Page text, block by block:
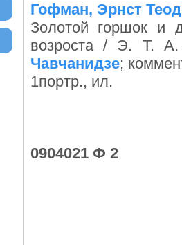
Гофман, Эрнст
Золотой горшок и
возроста / Э. Т.
Чавчанидзе;
1портр., ил.
0904021 Ф 2